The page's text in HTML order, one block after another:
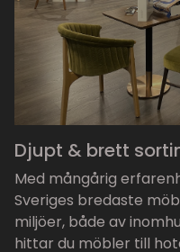
Djupt & brett
Med mångårig
Sveriges bredaste
miljöer, både av
hittar du möbler till